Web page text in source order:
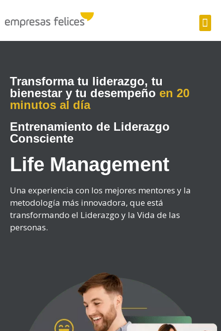
Transforma tu liderazgo, tu
bienestar y tu desempeño en 20
minutos al día
Entrenamiento de Liderazgo
Consciente
Life Management
Una experiencia con los mejores mentores y la
metodología más innovadora, que está
transformando el Liderazgo y la Vida de las
personas.